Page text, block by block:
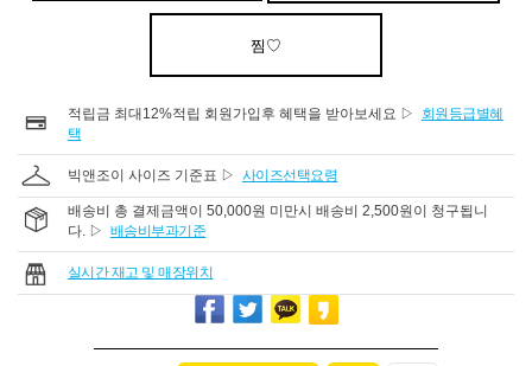
찜♡
적립금 최대12%적립 회원가입후 혜택을 받아보세요 ▷
회원등급별혜
택
빅앤조이 사이즈 기준표 ▷ 사이즈선택요령
배송비 총 결제금액이 50,000원 미만시 배송비 2,500원이 청구됩니
다. ▷ 배송비부과기준
실시간 재고 및 매장위치